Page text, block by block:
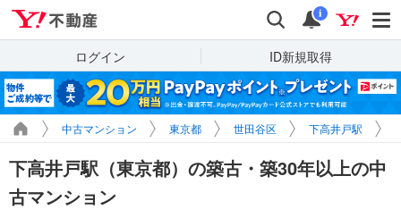
検索 通知
i
ログイン ID新規取得
中古マンション 東京都 世田谷区 下高井戸駅
下高井戸駅（東京都）の築古・築30年以上の中
古マンション